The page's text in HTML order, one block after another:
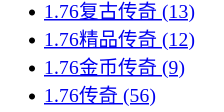
1.76复古传奇 (13)
1.76精品传奇 (12)
1.76金币传奇 (9)
1.76传奇 (56)